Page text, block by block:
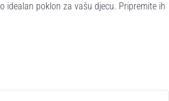
idealan poklon za vašu djecu. Pripremite ih